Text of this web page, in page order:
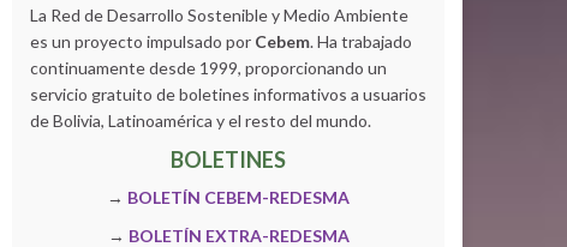
La Red de Desarrollo Sostenible y Medio Ambiente
es un proyecto impulsado por Cebem. Ha trabajado
continuamente desde 1999, proporcionando un
servicio gratuito de boletines informativos a usuarios
de Bolivia, Latinoamérica y el resto del mundo.
BOLETINES
→ BOLETÍN CEBEM-REDESMA
→ BOLETÍN EXTRA-REDESMA